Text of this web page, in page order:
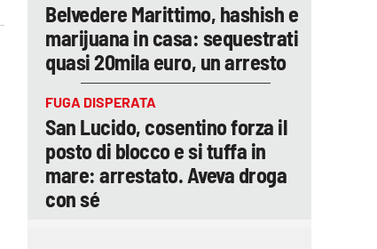
Belvedere Marittimo, hashish e
marijuana in casa: sequestrati
quasi 20mila euro, un arresto
FUGA DISPERATA
San Lucido, cosentino forza il
posto di blocco e si tuffa in
mare: arrestato. Aveva droga
con sé